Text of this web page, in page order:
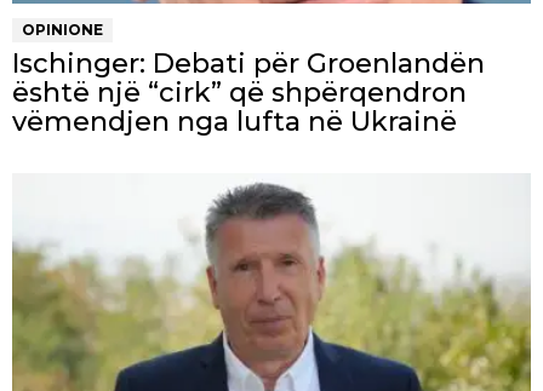
OPINIONE
Ischinger: Debati për Groenlandën
është një “cirk” që shpërqendron
vëmendjen nga lufta në Ukrainë